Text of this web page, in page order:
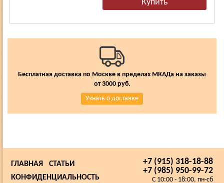
Бесплатная доставка по Москве в пределах МКАДа на заказы
от 3000 руб.
Узнать о доставке
+7 (915) 318-18-88
+7 (985) 950-99-72
C 10:00 - 18:00, пн-сб
ГЛАВНАЯ
СТАТЬИ
КОНФИДЕНЦИАЛЬНОСТЬ